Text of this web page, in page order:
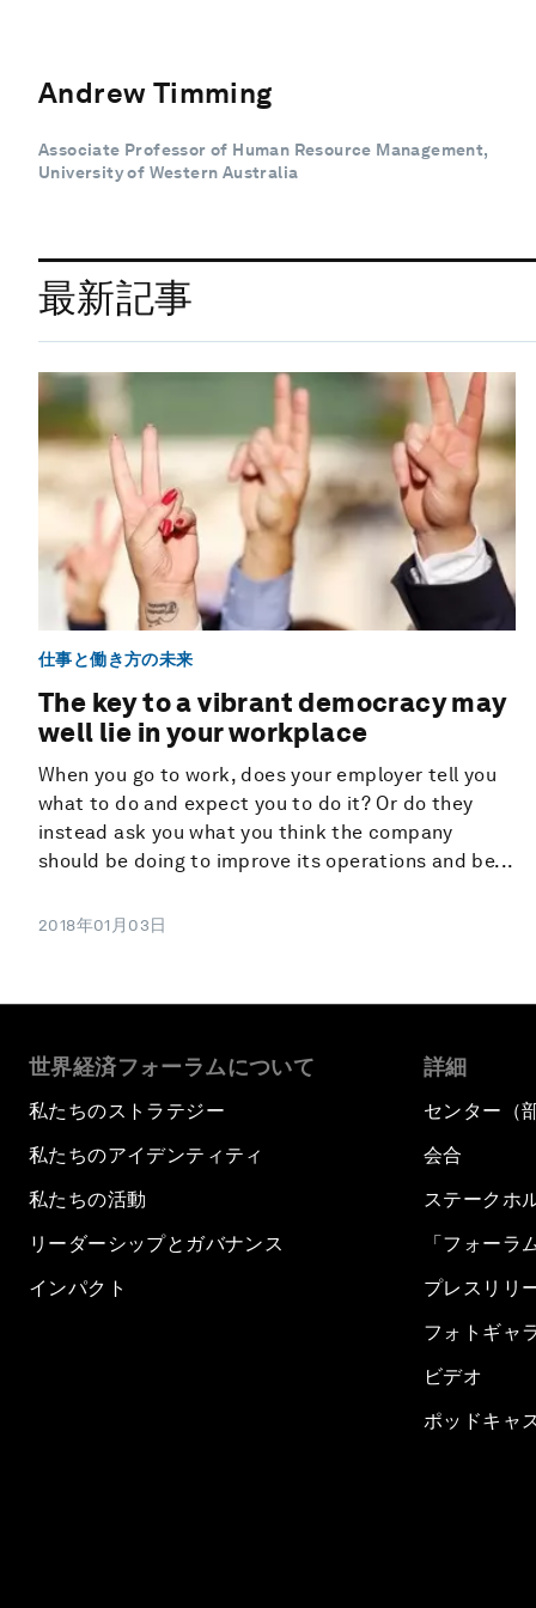
Andrew Timming
Associate Professor of Human Resource Management,
University of Western Australia
最新記事
仕事と働き方の未来
The key to a vibrant democracy may
well lie in your workplace
When you go to work, does your employer tell you
what to do and expect you to do it? Or do they
instead ask you what you think the company
should be doing to improve its operations and be...
2018年01月03日
世界経済フォーラムについて
私たちのストラテジー
私たちのアイデンティティ
私たちの活動
リーダーシップとガバナンス
インパクト
詳細
センター（
会合
ステークホ
「フォーラ
プレスリリ
フォトギャ
ビデオ
ポッドキャ